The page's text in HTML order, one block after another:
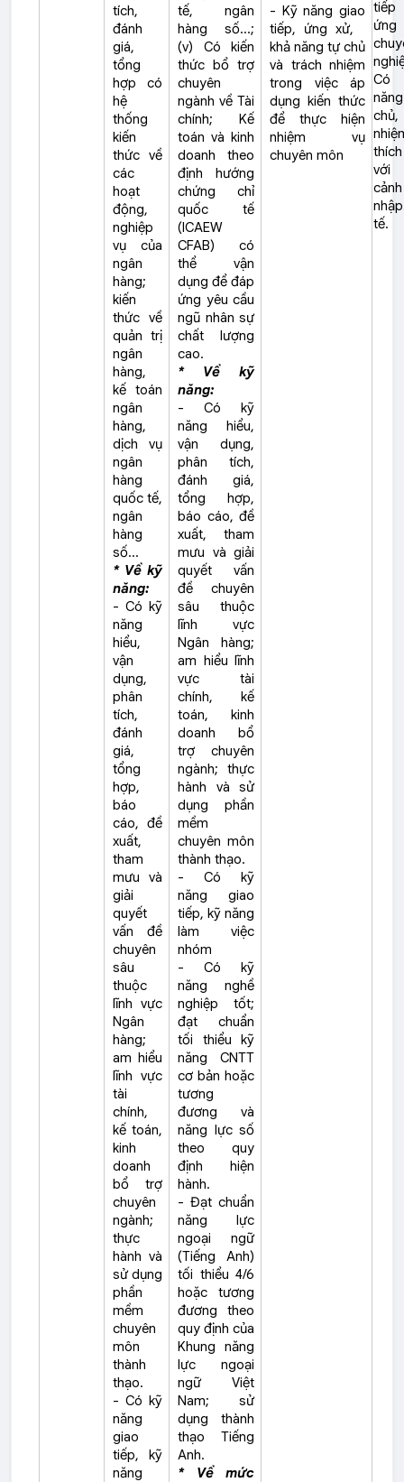
tích,
đánh
giá,
tổng
hợp có
hệ
thống
kiến
thức về
các
hoạt
động,
nghiệp
vụ của
ngân
hàng;
kiến
thức về
quản trị
ngân
hàng,
kế toán
ngân
hàng,
dịch vụ
ngân
hàng
quốc tế,
ngân
hàng
số…
* Về kỹ
năng:
- Có kỹ
năng
hiểu,
vận
dụng,
phân
tích,
đánh
giá,
tổng
hợp,
báo
cáo, đề
xuất,
tham
mưu và
giải
quyết
vấn đề
chuyên
sâu
thuộc
lĩnh vực
Ngân
hàng;
am hiểu
lĩnh vực
tài
chính,
kế toán,
kinh
doanh
bổ trợ
chuyên
ngành;
thực
hành và
sử dụng
phần
mềm
chuyên
môn
thành
thạo.
- Có kỹ
năng
giao
tiếp, kỹ
năng
tế, ngân
hàng số…;
(v) Có kiến
thức bổ trợ
chuyên
ngành về Tài
chính; Kế
toán và kinh
doanh theo
định hướng
chứng chỉ
quốc tế
(ICAEW
CFAB) có
thể vận
dụng để đáp
ứng yêu cầu
ngũ nhân sự
chất lượng
cao.
* Về kỹ
năng:
- Có kỹ
năng hiểu,
vận dụng,
phân tích,
đánh giá,
tổng hợp,
báo cáo, đề
xuất, tham
mưu và giải
quyết vấn
đề chuyên
sâu thuộc
lĩnh vực
Ngân hàng;
am hiểu lĩnh
vực tài
chính, kế
toán, kinh
doanh bổ
trợ chuyên
ngành; thực
hành và sử
dụng phần
mềm
chuyên môn
thành thạo.
- Có kỹ
năng giao
tiếp, kỹ năng
làm việc
nhóm
- Có kỹ
năng nghề
nghiệp tốt;
đạt chuẩn
tối thiểu kỹ
năng CNTT
cơ bản hoặc
tương
đương và
năng lực số
theo quy
định hiện
hành.
- Đạt chuẩn
năng lực
ngoại ngữ
(Tiếng Anh)
tối thiểu 4/6
hoặc tương
đương theo
quy định của
Khung năng
lực ngoại
ngữ Việt
Nam; sử
dụng thành
thạo Tiếng
Anh.
* Về mức
- Kỹ năng giao
tiếp, ứng xử,
khả năng tự chủ
và trách nhiệm
trong việc áp
dụng kiến thức
để thực hiện
nhiệm vụ
chuyên môn
Có
tế.